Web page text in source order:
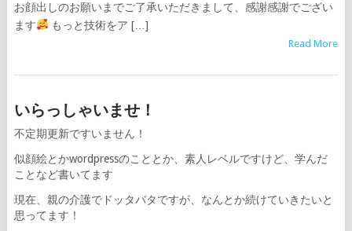
お顔出しのお願いまでご了承いただきまして、感謝感謝でござい
ます
もっと技術をア […]
Read More
いらっしゃいませ！
不定期更新ですいません！
似顔絵とかwordpressのこととか、素人レベルですけど、学んだ
ことなど書いてます
現在、親の介護でドッタバタですが、なんとか続けていきたいと
思ってます！